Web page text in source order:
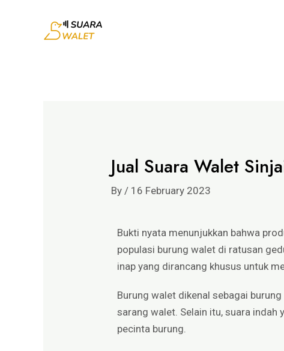
Jual Suara Walet
By / 16 February 2023
Bukti nyata menunjukkan bahwa
populasi burung walet di ratusan
inap yang dirancang khusus untuk
Burung walet dikenal sebagai
sarang walet. Selain itu, suara
pecinta burung.